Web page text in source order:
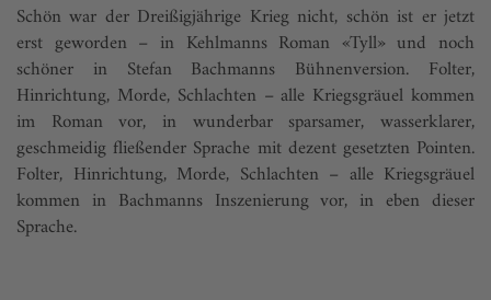
Schön war der Dreißigjährige Krieg nicht, schön ist er jetzt
erst geworden – in Kehlmanns Roman «Tyll» und noch
schöner in Stefan Bachmanns Bühnenversion. Folter,
Hinrichtung, Morde, Schlachten – alle Kriegsgräuel kommen
im Roman vor, in wunderbar sparsamer, wasserklarer,
geschmeidig fließender Sprache mit dezent gesetzten Pointen.
Folter, Hinrichtung, Morde, Schlachten – alle Kriegsgräuel
kommen in Bachmanns Inszenierung vor, in eben dieser
Sprache.